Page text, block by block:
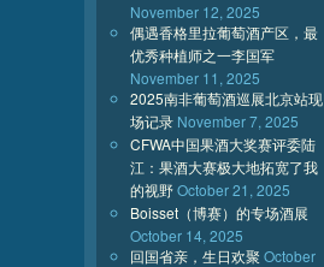
November 12, 2025
偶遇香格里拉葡萄酒产区，最
优秀种植师之一李国军
November 11, 2025
2025南非葡萄酒巡展北京站现
场记录 November 7, 2025
CFWA中国果酒大奖赛评委陆
江：果酒大赛极大地拓宽了我
的视野October 21, 2025
Boisset（博赛）的专场酒展
October 14, 2025
回国省亲，生日欢聚 October